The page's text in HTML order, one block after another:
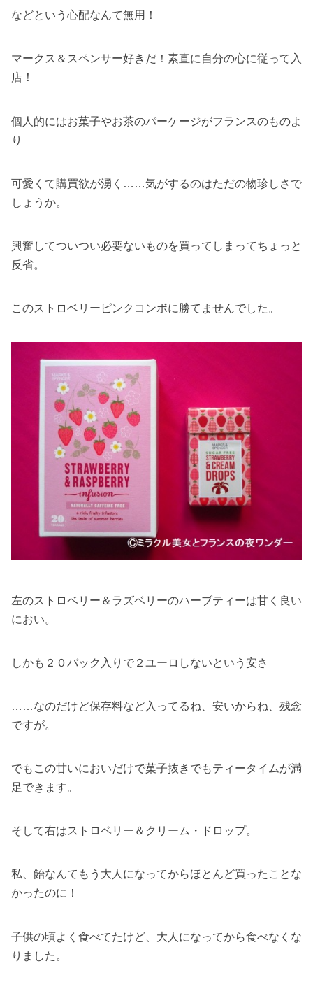
などという心配なんて無用！
マークス＆スペンサー好きだ！素直に自分の心に従って入
店！
個人的にはお菓子やお茶のパーケージがフランスのものよ
り
可愛くて購買欲が湧く……気がするのはただの物珍しさで
しょうか。
興奮してついつい必要ないものを買ってしまってちょっと
反省。
このストロベリーピンクコンボに勝てませんでした。
左のストロベリー＆ラズベリーのハーブティーは甘く良い
におい。
しかも２０バック入りで２ユーロしないという安さ
……なのだけど保存料など入ってるね、安いからね、残念
ですが。
でもこの甘いにおいだけで菓子抜きでもティータイムが満
足できます。
そして右はストロベリー＆クリーム・ドロップ。
私、飴なんてもう大人になってからほとんど買ったことな
かったのに！
子供の頃よく食べてたけど、大人になってから食べなくな
りました。